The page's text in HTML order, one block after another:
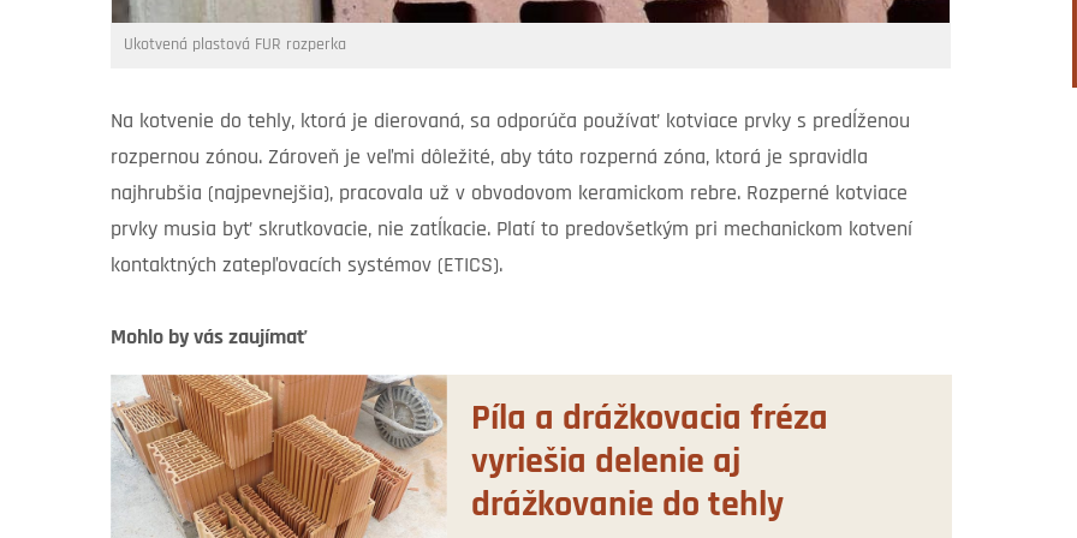
Ukotvená plastová FUR rozperka
Na kotvenie do tehly, ktorá je dierovaná, sa odporúča používať kotviace prvky s predĺženou
rozpernou zónou. Zároveň je veľmi dôležité, aby táto rozperná zóna, ktorá je spravidla
najhrubšia (najpevnejšia), pracovala už v obvodovom keramickom rebre. Rozperné kotviace
prvky musia byť skrutkovacie, nie zatĺkacie. Platí to predovšetkým pri mechanickom kotvení
kontaktných zatepľovacích systémov (ETICS).
Mohlo by vás zaujímať
Píla a drážkovacia fréza
vyriešia delenie aj
drážkovanie do tehly